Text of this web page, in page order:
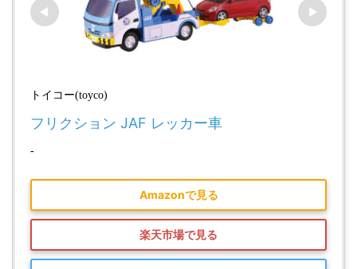
トイコー(toyco)
フリクション JAF レッカー車
-
Amazonで見る
楽天市場で見る